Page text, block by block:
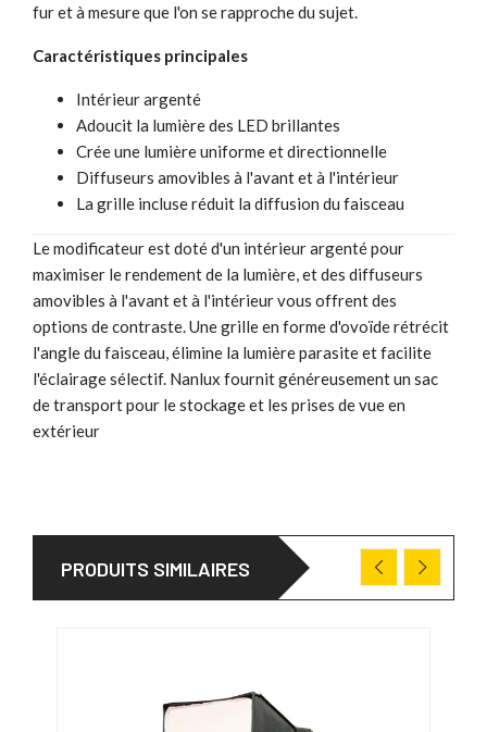
fur et à mesure que l'on se rapproche du sujet.
Caractéristiques principales
Intérieur argenté
Adoucit la lumière des LED brillantes
Crée une lumière uniforme et directionnelle
Diffuseurs amovibles à l'avant et à l'intérieur
La grille incluse réduit la diffusion du faisceau
Le modificateur est doté d'un intérieur argenté pour
maximiser le rendement de la lumière, et des diffuseurs
amovibles à l'avant et à l'intérieur vous offrent des
options de contraste. Une grille en forme d'ovoïde rétrécit
l'angle du faisceau, élimine la lumière parasite et facilite
l'éclairage sélectif. Nanlux fournit généreusement un sac
de transport pour le stockage et les prises de vue en
extérieur
PRODUITS SIMILAIRES